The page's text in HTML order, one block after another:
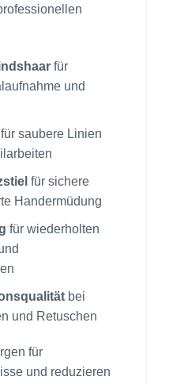
für
und
für saubere Linien
für sichere
Handermüdung
für wiederholten
bei
und Retuschen
für
und reduzieren